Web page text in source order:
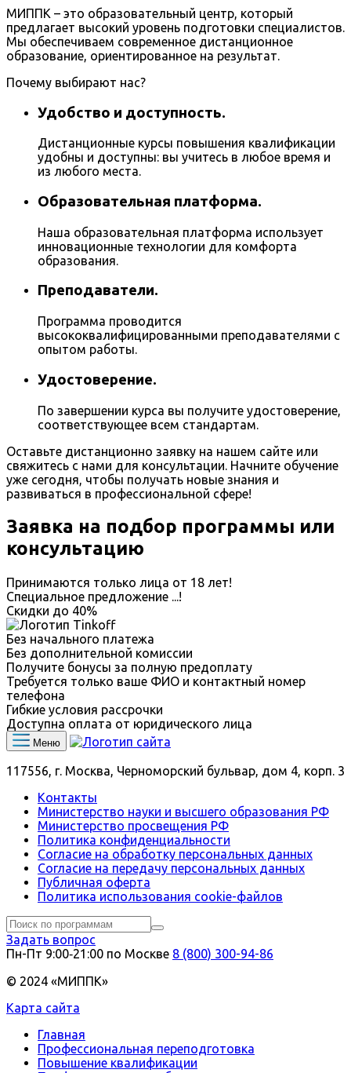
МИППК – это образовательный центр, который
предлагает высокий уровень подготовки специалистов.
Мы обеспечиваем современное дистанционное
образование, ориентированное на результат.
Почему выбирают нас?
Удобство и доступность.
Дистанционные курсы повышения квалификации
удобны и доступны: вы учитесь в любое время и
из любого места.
Образовательная платформа.
Наша образовательная платформа использует
инновационные технологии для комфорта
образования.
Преподаватели.
Программа проводится
высококвалифицированными преподавателями с
опытом работы.
Удостоверение.
По завершении курса вы получите удостоверение,
соответствующее всем стандартам.
Оставьте дистанционно заявку на нашем сайте или
свяжитесь с нами для консультации. Начните обучение
уже сегодня, чтобы получать новые знания и
развиваться в профессиональной сфере!
Заявка на подбор программы или
консультацию
Принимаются только лица от 18 лет!
Специальное предложение ...!
Скидки до 40%
Без начального платежа
Без дополнительной комиссии
Получите бонусы за полную предоплату
Требуется только ваше ФИО и контактный номер
телефона
Гибкие условия рассрочки
Доступна оплата от юридического лица
Меню
117556, г. Москва, Черноморский бульвар, дом 4, корп. 3
Контакты
Министерство науки и высшего образования РФ
Министерство просвещения РФ
Политика конфиденциальности
Согласие на обработку персональных данных
Согласие на передачу персональных данных
Публичная оферта
Политика использования сookie-файлов
Задать вопрос
Пн-Пт 9:00‑21:00 по Москве 8 (800) 300-94-86
© 2024 «МИППК»
Карта сайта
Главная
Профессиональная переподготовка
Повышение квалификации